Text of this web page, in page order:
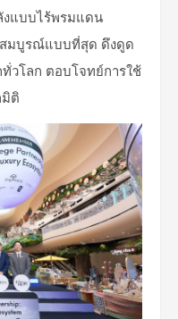
งแบบไร้พรมแดน
สมบูรณ์แบบที่สุด ดึงดูด
วโลก ตอบโจทย์การใช้
ติ